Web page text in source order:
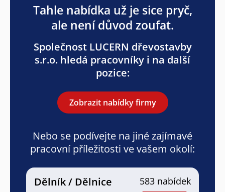
Tahle nabídka už je sice pryč,
ale není důvod zoufat.
Společnost LUCERN dřevostavby
s.r.o. hledá pracovníky i na další
pozice:
Zobrazit nabídky firmy
Nebo se podívejte na jiné zajímavé
pracovní příležitosti ve vašem okolí:
Dělník / Dělnice 583 nabídek